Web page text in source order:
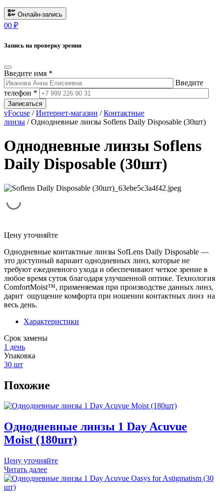
Онлайн-запись
00 ₽
Запись на проверку зрения
Введите имя *
Введите
телефон *
Записаться
vFocuse /Интернет-магазин /Контактные
линзы / Однодневные линзы Soflens Daily Disposable (30шт)
Однодневные линзы Soflens
Daily Disposable (30шт)
Цену уточняйте
Однодневные контактные линзы SofLens Daily Disposable —
это доступный вариант однодневных линз, которые не
требуют ежедневного ухода и обеспечивают четкое зрение в
любое время суток благодаря улучшенной оптике. Технология
ComfortMoist™, применяемая при производстве данных линз,
дарит ощущение комфорта при ношении контактных линз на
весь день.
Характеристики
Срок замены
1 день
Упаковка
30 шт
Похожие
Однодневные линзы 1 Day Acuvue
Moist (180шт)
Цену уточняйте
Читать далее